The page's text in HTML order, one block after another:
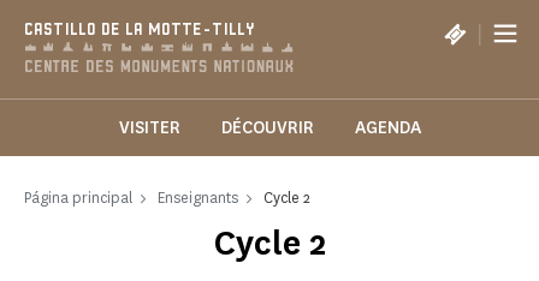
CASTILLO DE LA MOTTE-TILLY |
VISITER DÉCOUVRIR AGENDA
Página principal Enseignants Cycle 2
Cycle 2